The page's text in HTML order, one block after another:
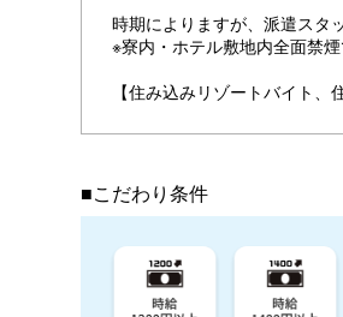
時期によりますが、派遣スタ
※寮内・ホテル敷地内全面禁煙
【住み込みリゾートバイト、
■こだわり条件